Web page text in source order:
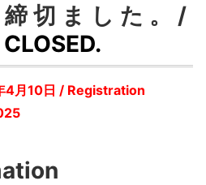
切ました。/
4月10日 / Registration